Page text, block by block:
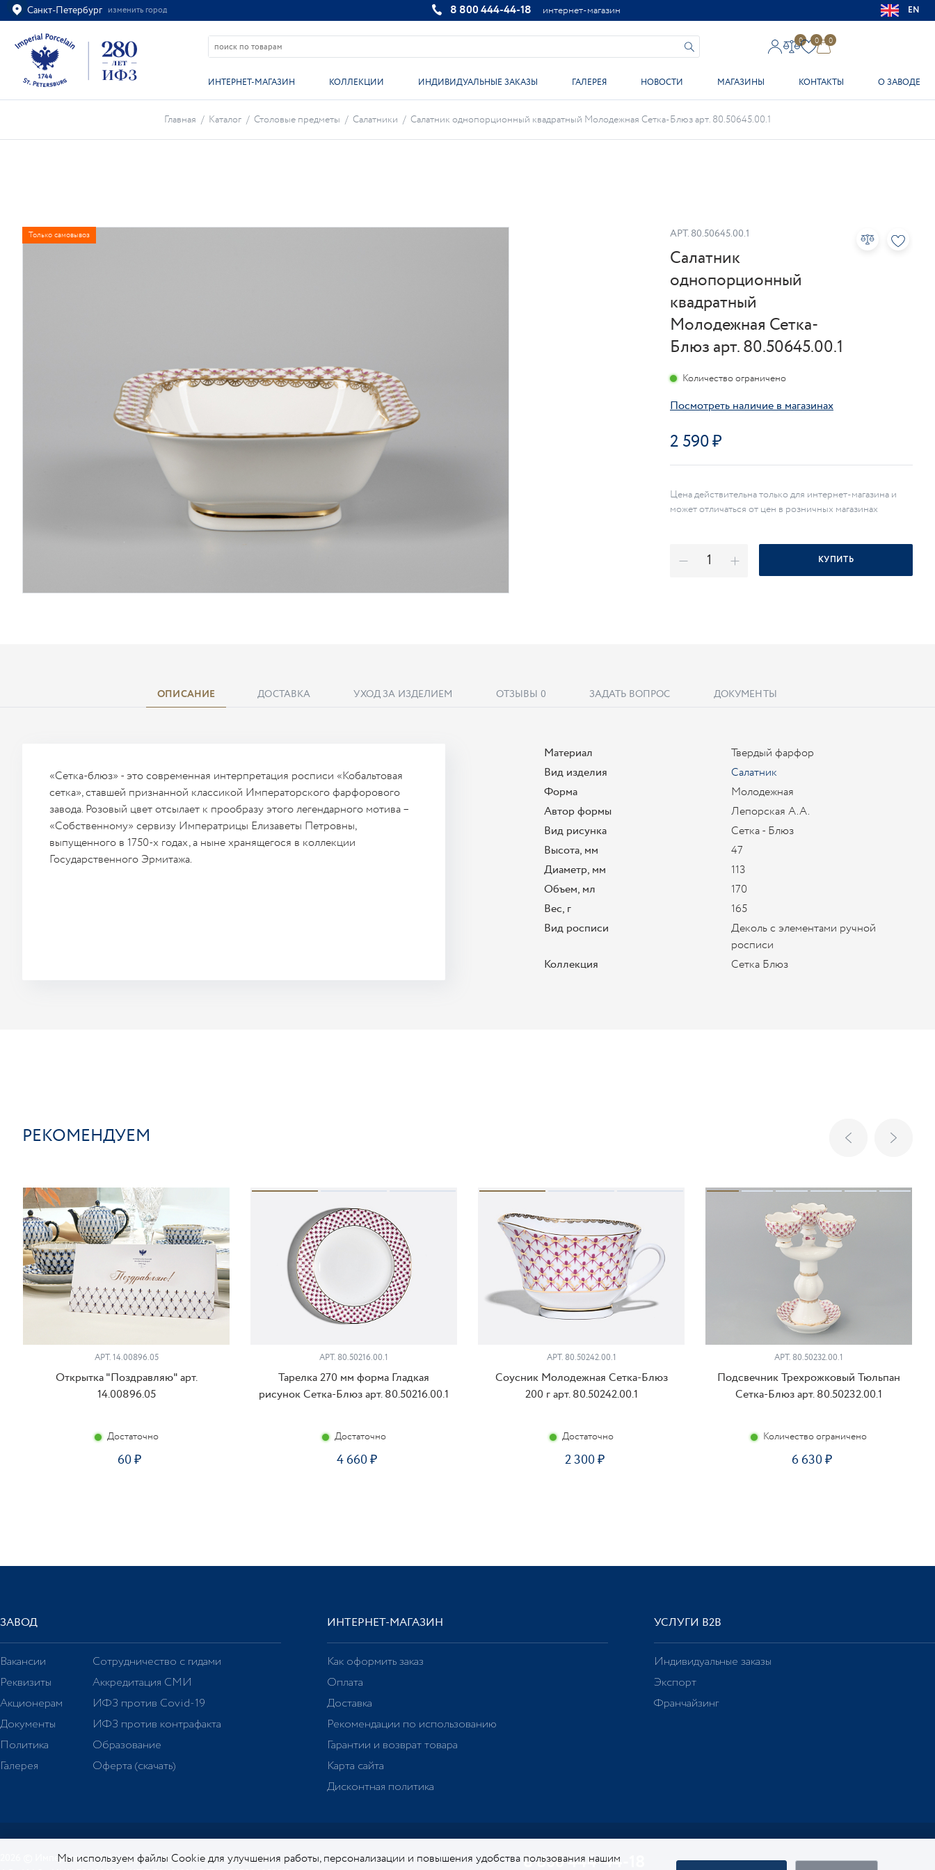
Санкт-Петербург изменить город
Ваш город Санкт-Петербург?
ВСЁ ВЕРНО ИЗМЕНИТЬ
8 800 444-44-18 интернет-магазин EN
0 0 0
ИНТЕРНЕТ-МАГАЗИН КОЛЛЕКЦИИ ИНДИВИДУАЛЬНЫЕ ЗАКАЗЫ ГАЛЕРЕЯ НОВОСТИ МАГАЗИНЫ КОНТАКТЫ О ЗАВОДЕ
Главная / Каталог / Столовые предметы / Салатники / Салатник однопорционный квадратный Молодежная Сетка-Блюз арт. 80.50645.00.1
Только самовывоз АРТ. 80.50645.00.1
Салатник
однопорционный
квадратный
Молодежная Сетка-
Блюз арт. 80.50645.00.1
2 590
Посмотреть наличие в магазинах
Количество ограничено
Цена действительна только для интернет-магазина и
может отличаться от цен в розничных магазинах
КУПИТЬ
ОПИСАНИЕ ДОСТАВКА УХОД ЗА ИЗДЕЛИЕМ ОТЗЫВЫ 0 ЗАДАТЬ ВОПРОС ДОКУМЕНТЫ
«Сетка-блюз» - это современная интерпретация росписи «Кобальтовая
сетка», ставшей признанной классикой Императорского фарфорового
завода. Розовый цвет отсылает к прообразу этого легендарного мотива –
«Собственному» сервизу Императрицы Елизаветы Петровны,
выпущенного в 1750-х годах, а ныне хранящегося в коллекции
Государственного Эрмитажа.
Материал
Твердый фарфор
Вид изделия
Салатник
Форма
Молодежная
Автор формы
Лепорская А.А.
Вид рисунка
Сетка - Блюз
Высота, мм
47
Диаметр, мм
113
Объем, мл
170
Вес, г
165
Вид росписи
Деколь с элементами ручной
росписи
Коллекция
Сетка Блюз
РЕКОМЕНДУЕМ
АРТ. 14.00896.05
Открытка "Поздравляю" арт.
14.00896.05
Достаточно
60
АРТ. 80.50216.00.1
Тарелка 270 мм форма Гладкая
рисунок Сетка-Блюз арт. 80.50216.00.1
Достаточно
4 660
АРТ. 80.50242.00.1
Соусник Молодежная Сетка-Блюз
200 г арт. 80.50242.00.1
Достаточно
2 300
АРТ. 80.50232.00.1
Подсвечник Трехрожковый Тюльпан
Сетка-Блюз арт. 80.50232.00.1
Количество ограничено
6 630
ЗАВОД
Вакансии
Реквизиты
Акционерам
Документы
Политика
Галерея
Сотрудничество с гидами
Аккредитация СМИ
ИФЗ против Covid-19
ИФЗ против контрафакта
Образование
Оферта (скачать)
ИНТЕРНЕТ-МАГАЗИН
Как оформить заказ
Оплата
Доставка
Рекомендации по использованию
Гарантии и возврат товара
Карта сайта
Дисконтная политика
УСЛУГИ В2В
Индивидуальные заказы
Экспорт
Франчайзинг
2026 © Императорский фарфоровый завод. Официальный сайт.
8 800 444-44-18
Мы используем файлы Cookie для улучшения работы, персонализации и повышения удобства пользования нашим